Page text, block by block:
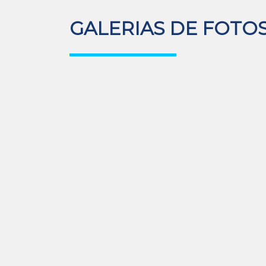
GALERIAS DE